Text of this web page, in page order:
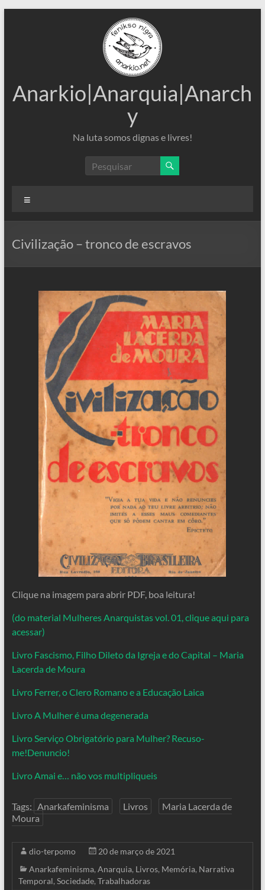
Anarkio|Anarquia|Anarch
y
Na luta somos dignas e livres!
Civilização – tronco de escravos
Clique na imagem para abrir PDF, boa leitura!
(do material Mulheres Anarquistas vol. 01, clique aqui para
acessar)
Livro Fascismo, Filho Dileto da Igreja e do Capital – Maria
Lacerda de Moura
Livro Ferrer, o Clero Romano e a Educação Laica
Livro A Mulher é uma degenerada
Livro Serviço Obrigatório para Mulher? Recuso-
me!Denuncio!
Livro Amai e… não vos multipliqueis
Tags: Anarkafeminisma Livros
Maria Lacerda de
Moura
dio-terpomo
20 de março de 2021
Anarkafeminisma, Anarquia, Livros, Memória, Narrativa
Temporal, Sociedade, Trabalhadoras